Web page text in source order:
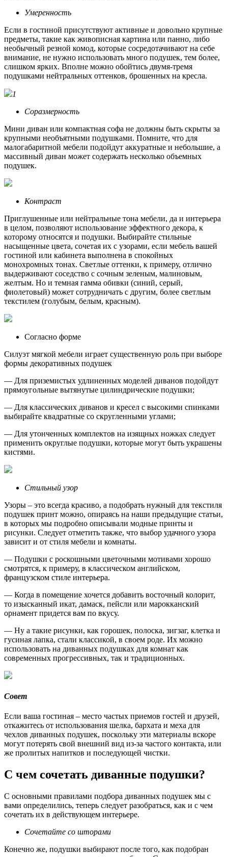
Умеренность
Если в гостиной присутствуют активные и довольно крупные
предметы, такие как живописная картина или панно, либо
необычный резной комод, которые сосредотачивают на себе
внимание, не нужно использовать много подушек, тем более,
слишком ярких. Вполне можно обойтись двумя-тремя
подушками нейтральных оттенков, брошенных на кресла.
1
Соразмерность
Мини диван или компактная софа не должны быть скрыты за
крупными необъятными подушками. Помните, что для
малогабаритной мебели подойдут аккуратные и небольшие, а
массивный диван может содержать несколько объемных
подушек.
Контраст
Приглушенные или нейтральные тона мебели, да и интерьера
в целом, позволяют использование эффектного декора, к
которому относятся и подушки. Выбирайте стильные
насыщенные цвета, сочетая их с узорами, если мебель вашей
гостиной или кабинета выполнена в спокойных
монохромных тонах. Светлые оттенки, к примеру, отлично
выдерживают соседство с сочным зеленым, малиновым,
желтым. Но и темная гамма обивки (синий, серый,
фиолетовый) может сотрудничать с другим, более светлым
текстилем (голубым, белым, красным).
Согласно форме
Силуэт мягкой мебели играет существенную роль при выборе
формы декоративных подушек
— Для приземистых удлиненных моделей диванов подойдут
прямоугольные вытянутые цилиндрические подушки;
— Для классических диванов и кресел с высокими спинками
выбирайте квадратные со скругленными углами;
— Для утонченных комплектов на изящных ножках следует
применить округлые подушки, которые могут быть украшены
кистями.
Стильный узор
Узоры – это всегда красиво, а подобрать нужный для текстиля
подушек принт можно, опираясь на наши предыдущие статьи,
в которых мы подробно описывали модные принты и
рисунки. Следует отметить также, что выбор удачного узора
зависит и от стиля мебели и комнаты.
— Подушки с роскошными цветочными мотивами хорошо
смотрятся, к примеру, в классическом английском,
французском стиле интерьера.
— Когда в помещение хочется добавить восточный колорит,
то изысканный икат, дамаск, пейсли или марокканский
орнамент придется вам по вкусу.
— Ну а такие рисунки, как горошек, полоска, зигзаг, клетка и
гусиная лапка, стали классикой, в своем роде. Их можно
использовать на диванных подушках для комнат как
современных прогрессивных, так и традиционных.
Совет
Если ваша гостиная – место частых приемов гостей и друзей,
откажитесь от использования шелка, бархата и меха для
чехлов диванных подушек, поскольку эти материалы вскоре
могут потерять свой внешний вид из-за частого контакта, или
же пролитых напитков и последующей чистки.
С чем сочетать диванные подушки?
С основными правилами подбора диванных подушек мы с
вами определились, теперь следует разобраться, как и с чем
сочетать их в действующем интерьере.
Сочетайте со шторами
Конечно же, подушки выбирают после того, как подобран